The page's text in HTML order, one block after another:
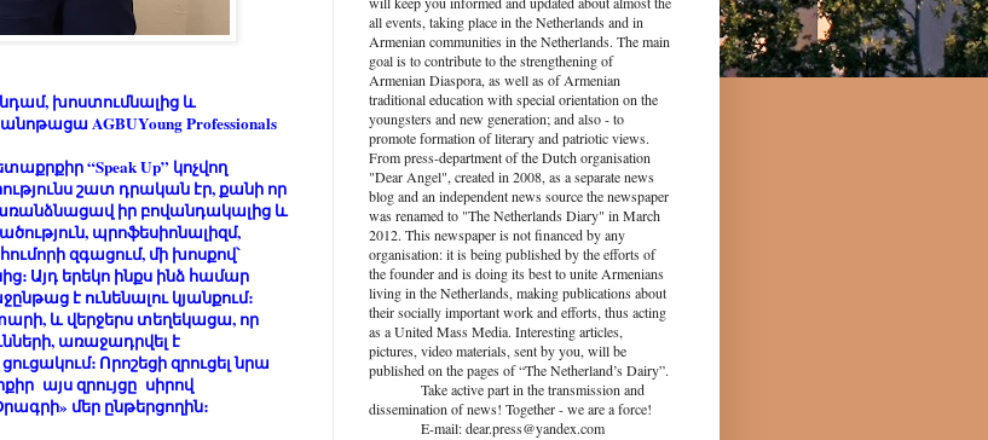
խոստումնալից և
AGBUYoung Professionals
“Speak Up” կոչվող
շատ դրական էր, քանի որ
իր բովանդակալից և
պրոֆեսիոնալիզմ,
զգացում, մի խոսքով՝
Այդ երեկո ինքս ինձ համար
է ունենալու կյանքում։
և վերջերս տեղեկացա, որ
առաջադրվել է
Որոշեցի զրուցել նրա
այս զրույցը սիրով
մեր ընթերցողին։
all events, taking place in the Netherlands and in
Armenian communities in the Netherlands. The main
goal is to contribute to the strengthening of
Armenian Diaspora, as well as of Armenian
traditional education with special orientation on the
youngsters and new generation; and also - to
promote formation of literary and patriotic views.
From press-department of the Dutch organisation
"Dear Angel", created in 2008, as a separate news
blog and an independent news source the newspaper
was renamed to "The Netherlands Diary" in March
2012. This newspaper is not financed by any
organisation: it is being published by the efforts of
the founder and is doing its best to unite Armenians
living in the Netherlands, making publications about
their socially important work and efforts, thus acting
as a United Mass Media. Interesting articles,
pictures, video materials, sent by you, will be
published on the pages of “The Netherland’s Dairy”.
Take active part in the transmission and
dissemination of news! Together - we are a force!
E-mail: dear.press@yandex.com